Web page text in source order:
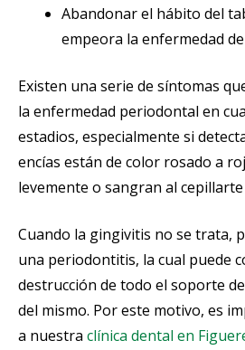
Abandonar el hábito del
empeora la enfermedad
Existen una serie de síntomas
la enfermedad periodontal en
estadios, especialmente si
encías están de color rosado a
levemente o sangran al
Cuando la gingivitis no se trata,
una periodontitis, la cual puede
destrucción de todo el soporte
del mismo. Por este motivo, es
a nuestra clínica dental en